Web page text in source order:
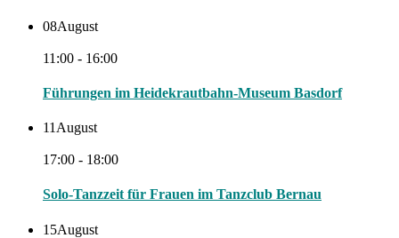
08August
11:00 - 16:00
Führungen im Heidekrautbahn-Museum Basdorf
11 August
17:00 - 18:00
Solo-Tanzzeit für Frauen im Tanzclub Bernau
15August